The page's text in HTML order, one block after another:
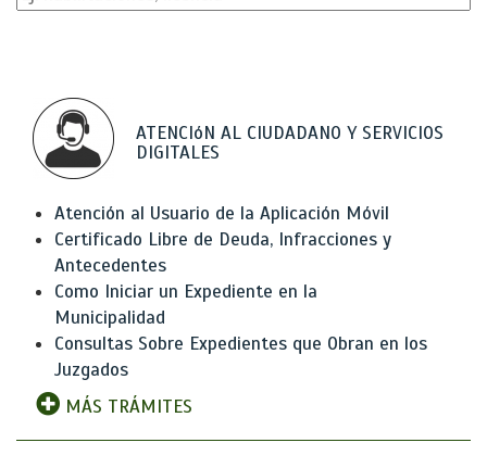
ATENCIóN AL CIUDADANO Y SERVICIOS
DIGITALES
Atención al Usuario de la Aplicación Móvil
Certificado Libre de Deuda, Infracciones y
Antecedentes
Como Iniciar un Expediente en la
Municipalidad
Consultas Sobre Expedientes que Obran en los
Juzgados
MÁS TRÁMITES